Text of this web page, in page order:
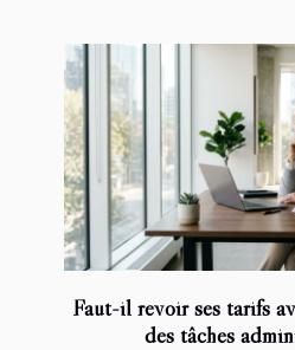
Faut-il revoir ses tarifs
des tâches